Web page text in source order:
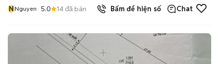
NNguyen 5.0 14đã bán Bấm để hiện số Chat